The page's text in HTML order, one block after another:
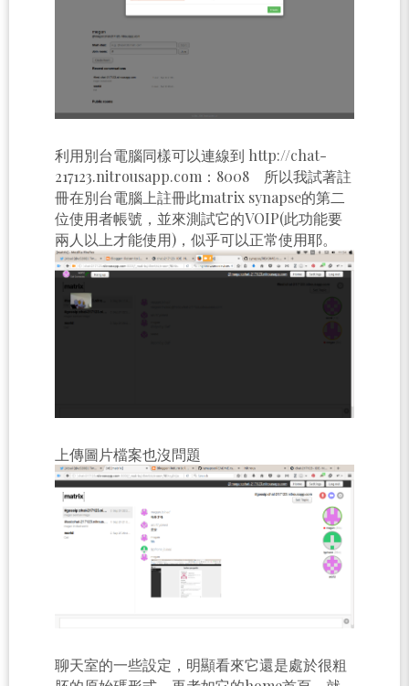
利用別台電腦同樣可以連線到 http://chat-
217123.nitrousapp.com：8008 所以我試著註
冊在別台電腦上註冊此matrix synapse的第二
位使用者帳號，並來測試它的VOIP(此功能要
兩人以上才能使用)，似乎可以正常使用耶。
上傳圖片檔案也沒問題
聊天室的一些設定，明顯看來它還是處於很粗